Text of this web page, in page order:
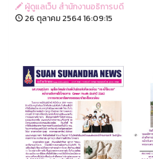
ผู้ดูแลเว็บ สำนักงานอธิการบดี
26 ตุลาคม 2564 16:09:15